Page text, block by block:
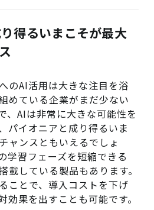
得るいまこそが最大
のAI活用は大きな注目を浴
めている企業がまだ少ない
、AIは非常に大きな可能性を
パイオニアと成り得るいま
ャンスともいえるでしょ
学習フェーズを短縮できる
載している製品もあります。
ことで、導入コストを下げ
効果を出すことも可能です。